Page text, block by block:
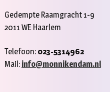
Gedempte Raamgracht 1-9
2011 WE Haarlem
Telefoon: 023-5314962
Mail: info@monnikendam.nl